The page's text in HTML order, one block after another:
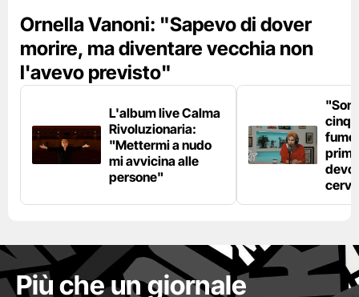
Ornella Vanoni: "Sapevo di dover
morire, ma diventare vecchia non
l'avevo previsto"
L'album live Calma
Rivoluzionaria:
"Mettermi a nudo
mi avvicina alle
persone"
fumo
devo
Più che un giornale